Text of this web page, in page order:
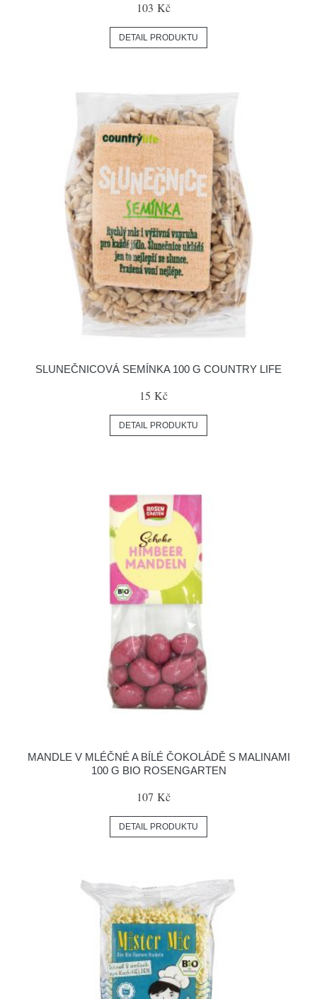
103 Kč
DETAIL PRODUKTU
SLUNEČNICOVÁ SEMÍNKA 100 G COUNTRY LIFE
15 Kč
DETAIL PRODUKTU
MANDLE V MLÉČNÉ A BÍLÉ ČOKOLÁDĚ S MALINAMI
100 G BIO ROSENGARTEN
107 Kč
DETAIL PRODUKTU